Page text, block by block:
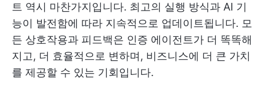
트 역시 마찬가지입니다. 최고의 실행 방식과 AI 기
능이 발전함에 따라 지속적으로 업데이트됩니다. 모
든 상호작용과 피드백은 인증 에이전트가 더 똑똑해
지고, 더 효율적으로 변하며, 비즈니스에 더 큰 가치
를 제공할 수 있는 기회입니다.